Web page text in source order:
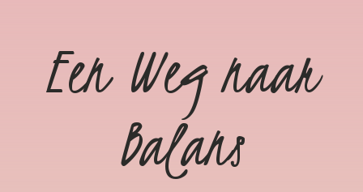
Een Weg naar
Balans